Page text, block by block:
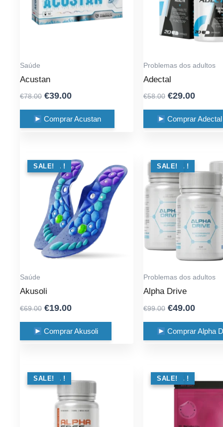
Saúde
Acustan
€78.00 Original
was:
€78.00.
€39.00Current
is:
€39.00.
Comprar Acustan
Problemas dos adultos
Adectal
€58.00 Original
was:
€58.00.
€29.00
is:
Comprar Adectal
OFERTA !
SALE!
Saúde
Akusoli
€69.00 Original
was:
€69.00.
€19.00Current
is:
€19.00.
Comprar Akusoli
OFERTA !
SALE!
Problemas dos adultos
Alpha Drive
€99.00 Original
was:
€99.00.
€49.00
is:
Comprar Alpha
OFERTA !
SALE! OFERTA !
SALE!